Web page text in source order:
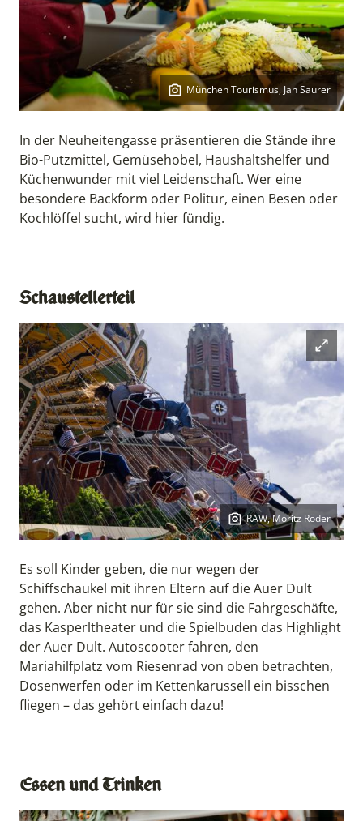
Copyright:
München Tourismus, Jan Saurer
In der Neuheitengasse präsentieren die Stände ihre
Bio-Putzmittel, Gemüsehobel, Haushaltshelfer und
Küchenwunder mit viel Leidenschaft. Wer eine
besondere Backform oder Politur, einen Besen oder
Kochlöffel sucht, wird hier fündig.
Schaustellerteil
Copyright:
RAW, Moritz Röder
Open
Es soll Kinder geben, die nur wegen der
Schiffschaukel mit ihren Eltern auf die Auer Dult
gehen. Aber nicht nur für sie sind die Fahrgeschäfte,
das Kasperltheater und die Spielbuden das Highlight
der Auer Dult. Autoscooter fahren, den
Mariahilfplatz vom Riesenrad von oben betrachten,
Dosenwerfen oder im Kettenkarussell ein bisschen
fliegen – das gehört einfach dazu!
Essen und Trinken